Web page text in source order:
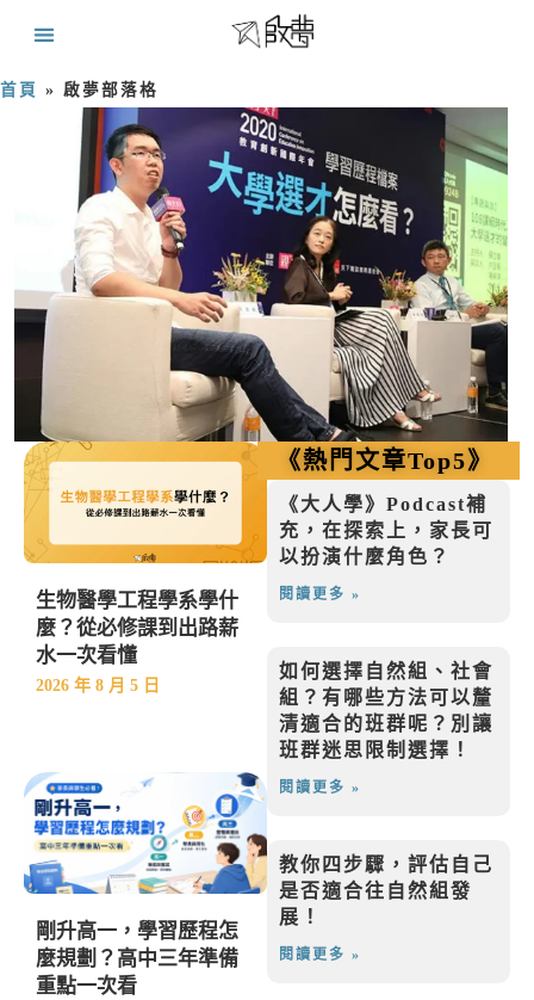
首頁 » 啟夢部落格
生物醫學工程學系學什
麼？從必修課到出路薪
水一次看懂
2026 年 8 月 5 日
剛升高一，學習歷程怎
麼規劃？高中三年準備
重點一次看
《熱門文章Top5》
《大人學》Podcast補
充，在探索上，家長可
以扮演什麼角色？
閱讀更多 »
如何選擇自然組、社會
組？有哪些方法可以釐
清適合的班群呢？別讓
班群迷思限制選擇！
閱讀更多 »
教你四步驟，評估自己
是否適合往自然組發
展！ ​
閱讀更多 »